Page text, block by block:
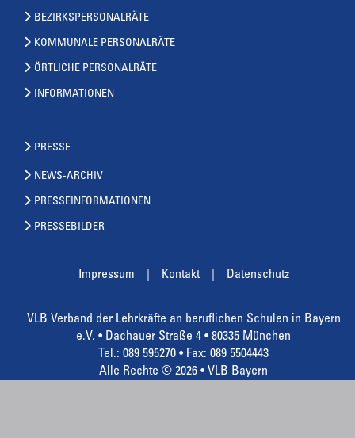
BEZIRKSPERSONALRÄTE
KOMMUNALE PERSONALRÄTE
ÖRTLICHE PERSONALRÄTE
INFORMATIONEN
PRESSE
NEWS-ARCHIV
PRESSEINFORMATIONEN
PRESSEBILDER
Impressum Kontakt Datenschutz
VLB Verband der Lehrkräfte an beruflichen Schulen in Bayern
e.V. • Dachauer Straße 4 • 80335 München
Tel.: 089 595270 • Fax: 089 5504443
Alle Rechte © 2026 • VLB Bayern